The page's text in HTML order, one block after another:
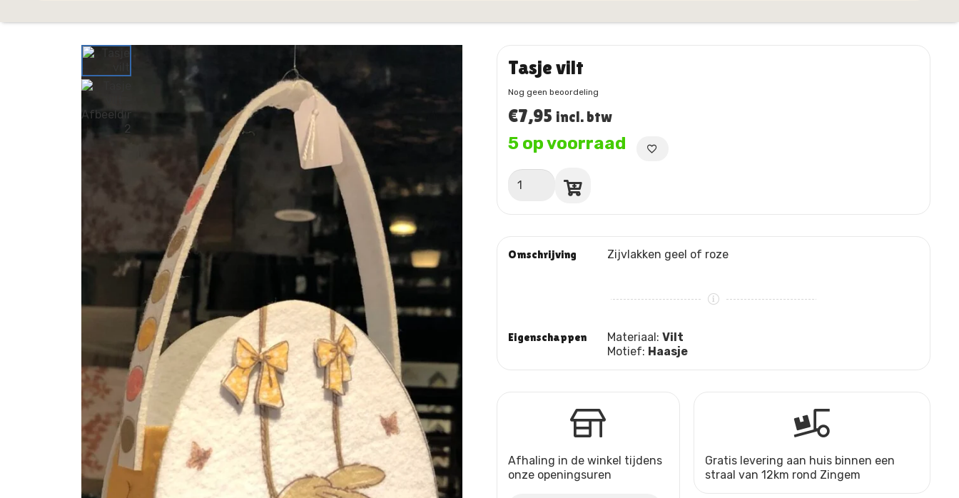
Tasje vilt
Nog geen beoordeling
€7,95 incl. btw
5 op voorraad
Tasje
vilt
Omschrijving Zijvlakken geel of roze
Eigenschappen Materiaal:Vilt
Motief: Haasje
Afhaling in de winkel tijdens
onze openingsuren
Gratis levering aan huis binnen een
straal van 12km rond Zingem